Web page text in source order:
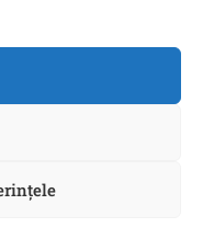
(candidații validați
dosar în original și